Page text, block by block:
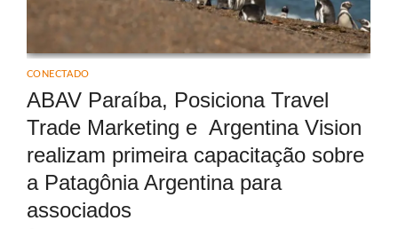
CONECTADO
ABAV Paraíba, Posiciona Travel
Trade Marketing e Argentina Vision
realizam primeira capacitação sobre
a Patagônia Argentina para
associados